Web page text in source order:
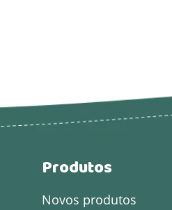
Produtos
Novos produtos